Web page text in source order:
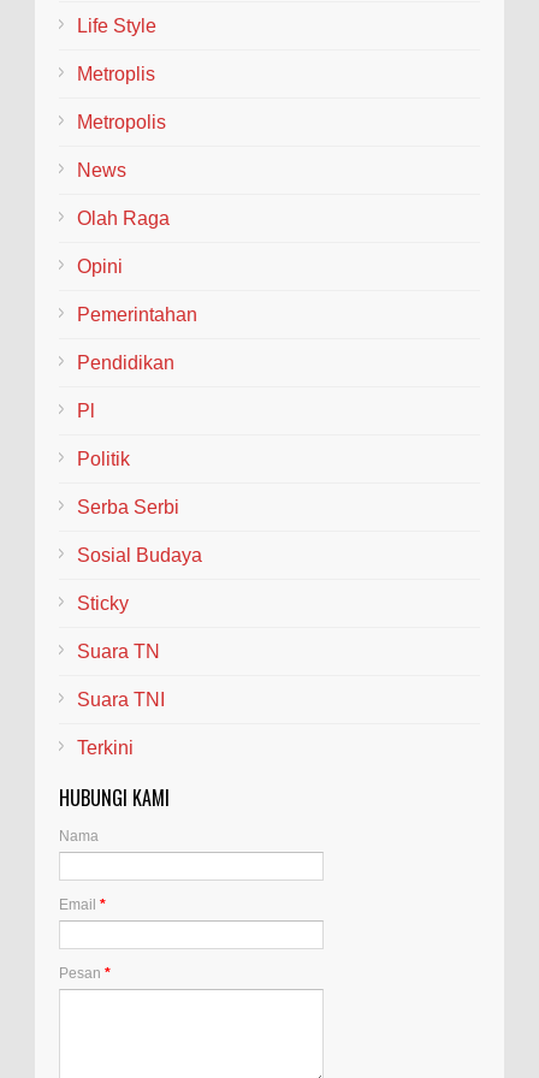
Life Style
Metroplis
Metropolis
News
Olah Raga
Opini
Pemerintahan
Pendidikan
Pl
Politik
Serba Serbi
Sosial Budaya
Sticky
Suara TN
Suara TNI
Terkini
HUBUNGI KAMI
Nama
Email *
Pesan *